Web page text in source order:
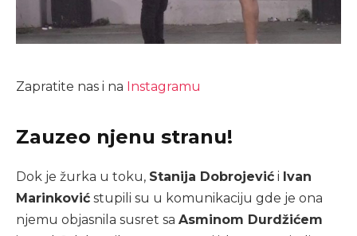
Zapratite nas i na Instagramu
Zauzeo njenu stranu!
Dok je žurka u toku, Stanija Dobrojević i Ivan
Marinković stupili su u komunikaciju gde je ona
njemu objasnila susret sa Asminom Durdžićem